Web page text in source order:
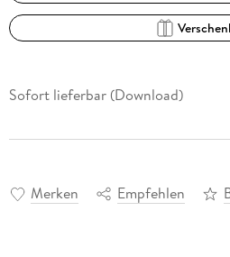
Sofort lieferbar (Download)
Merken Empfehlen